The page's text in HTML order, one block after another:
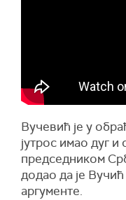
Вучевић је у
јутрос имао дуг и
председником
додао да је
аргументе.